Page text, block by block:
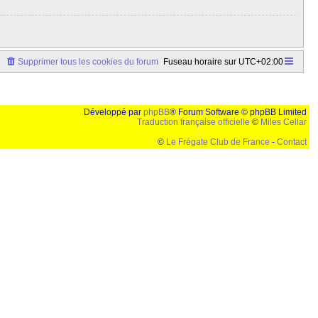
Fuseau horaire sur UTC+02:00
Supprimer tous les cookies du forum
Développé par phpBB® Forum Software © phpBB Limited
Traduction française officielle © Miles Cellar
© Le Frégate Club de France - Contact